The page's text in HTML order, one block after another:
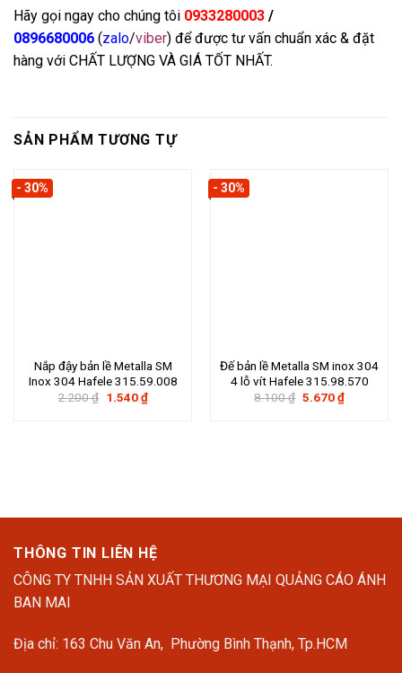
Hãy gọi ngay cho chúng tôi 0933280003 /
0896680006 (zalo/viber) để được tư vấn chuẩn xác & đặt
hàng với CHẤT LƯỢNG VÀ GIÁ TỐT NHẤT.
SẢN PHẨM TƯƠNG TỰ
- 30%
Nắp đậy bản lề Metalla SM
Inox 304 Hafele 315.59.008
2.200₫ Giá
1.540₫Giá
hiện
- 30%
Đế bản lề Metalla SM inox 304
4 lỗ vít Hafele 315.98.570
8.100₫ Giá
5.670₫Giá
hiện
THÔNG TIN LIÊN HỆ
CÔNG TY TNHH SẢN XUẤT THƯƠNG MẠI QUẢNG CÁO ÁNH
BAN MAI
Địa chỉ: 163 Chu Văn An, Phường Bình Thạnh, Tp.HCM